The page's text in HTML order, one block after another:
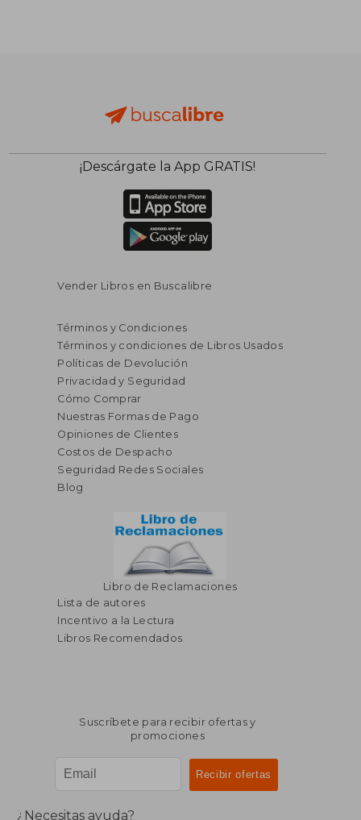
¡Descárgate la App GRATIS!
Vender Libros en Buscalibre
Términos y Condiciones
Términos y condiciones de Libros Usados
Políticas de Devolución
Privacidad y Seguridad
Cómo Comprar
Nuestras Formas de Pago
Opiniones de Clientes
Costos de Despacho
Seguridad Redes Sociales
Blog
Libro de Reclamaciones
Lista de autores
Incentivo a la Lectura
Libros Recomendados
Suscríbete para recibir ofertas y
promociones
¿Necesitas ayuda?